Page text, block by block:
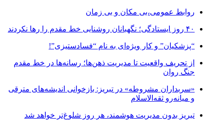
روابط عمومی،بی مکان و بی زمان
۴۰ روز ایستادگی؛ نگهبانان روشنایی خط مقدم را رها نکردند
“پزشکیان” و کار ویژه‌ای به نام “فسادستیزی”!
از تحریف واقعیت تا مدیریت ذهن‌ها؛ رسانه‌ها در خط مقدم
جنگ روان
«سربداران مشروطه» در تبریز: بازخوانی اندیشه‌های مترقی
و میانه‌رو ثقه‌الاسلام
تبریز بدون مدیریت هوشمند، هر روز شلوغ‌تر خواهد شد